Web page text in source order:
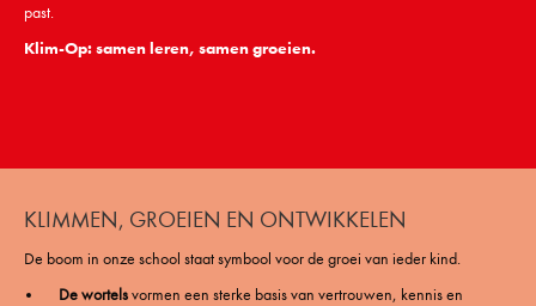
past.
Klim-Op: samen leren, samen groeien.
KLIMMEN, GROEIEN EN ONTWIKKELEN
De boom in onze school staat symbool voor de groei van ieder kind.
De wortelsvormen een sterke basis van vertrouwen, kennis en